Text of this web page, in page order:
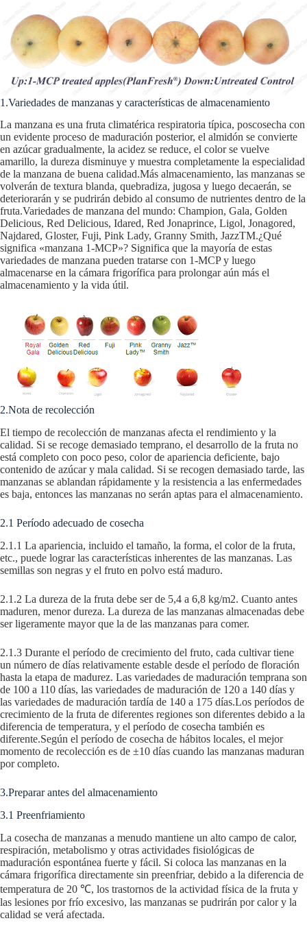
1.Variedades de manzanas y características de almacenamiento
La manzana es una fruta climatérica respiratoria típica, poscosecha con
un evidente proceso de maduración posterior, el almidón se convierte
en azúcar gradualmente, la acidez se reduce, el color se vuelve
amarillo, la dureza disminuye y muestra completamente la especialidad
de la manzana de buena calidad.Más almacenamiento, las manzanas se
volverán de textura blanda, quebradiza, jugosa y luego decaerán, se
deteriorarán y se pudrirán debido al consumo de nutrientes dentro de la
fruta.Variedades de manzana del mundo: Champion, Gala, Golden
Delicious, Red Delicious, Idared, Red Jonaprince, Ligol, Jonagored,
Najdared, Gloster, Fuji, Pink Lady, Granny Smith, JazzTM.¿Qué
significa «manzana 1-MCP»? Significa que la mayoría de estas
variedades de manzana pueden tratarse con 1-MCP y luego
almacenarse en la cámara frigorífica para prolongar aún más el
almacenamiento y la vida útil.
2.Nota de recolección
El tiempo de recolección de manzanas afecta el rendimiento y la
calidad. Si se recoge demasiado temprano, el desarrollo de la fruta no
está completo con poco peso, color de apariencia deficiente, bajo
contenido de azúcar y mala calidad. Si se recogen demasiado tarde, las
manzanas se ablandan rápidamente y la resistencia a las enfermedades
es baja, entonces las manzanas no serán aptas para el almacenamiento.
2.1 Período adecuado de cosecha
2.1.1 La apariencia, incluido el tamaño, la forma, el color de la fruta,
etc., puede lograr las características inherentes de las manzanas. Las
semillas son negras y el fruto en polvo está maduro.
2.1.2 La dureza de la fruta debe ser de 5,4 a 6,8 kg/m2. Cuanto antes
maduren, menor dureza. La dureza de las manzanas almacenadas debe
ser ligeramente mayor que la de las manzanas para comer.
2.1.3 Durante el período de crecimiento del fruto, cada cultivar tiene
un número de días relativamente estable desde el período de floración
hasta la etapa de madurez. Las variedades de maduración temprana son
de 100 a 110 días, las variedades de maduración de 120 a 140 días y
las variedades de maduración tardía de 140 a 175 días.Los períodos de
crecimiento de la fruta de diferentes regiones son diferentes debido a la
diferencia de temperatura, y el período de cosecha también es
diferente.Según el período de cosecha de hábitos locales, el mejor
momento de recolección es de ±10 días cuando las manzanas maduran
por completo.
3.Preparar antes del almacenamiento
3.1 Preenfriamiento
La cosecha de manzanas a menudo mantiene un alto campo de calor,
respiración, metabolismo y otras actividades fisiológicas de
maduración espontánea fuerte y fácil. Si coloca las manzanas en la
cámara frigorífica directamente sin preenfriar, debido a la diferencia de
temperatura de 20 ℃, los trastornos de la actividad física de la fruta y
las lesiones por frío excesivo, las manzanas se pudrirán por calor y la
calidad se verá afectada.